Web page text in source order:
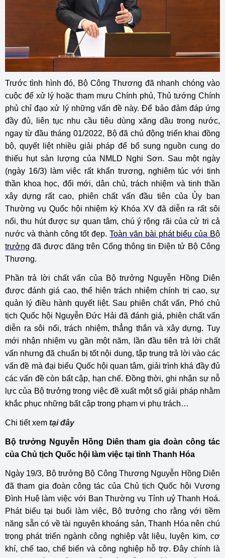
Trước tình hình đó, Bộ Công Thương đã nhanh chóng vào
cuộc để xử lý hoặc tham mưu Chính phủ, Thủ tướng Chính
phủ chỉ đạo xử lý những vấn đề này. Để bảo đảm đáp ứng
đầy đủ, liên tục nhu cầu tiêu dùng xăng dầu trong nước,
ngay từ đầu tháng 01/2022, Bộ đã chủ động triển khai đồng
bộ, quyết liệt nhiều giải pháp để bổ sung nguồn cung do
thiếu hụt sản lượng của NMLD Nghi Sơn. Sau một ngày
(ngày 16/3) làm việc rất khẩn trương, nghiêm túc với tinh
thần khoa học, đổi mới, dân chủ, trách nhiệm và tinh thần
xây dựng rất cao, phiên chất vấn đầu tiên của Ủy ban
Thường vụ Quốc hội nhiệm kỳ Khóa XV đã diễn ra rất sôi
nổi, thu hút được sự quan tâm, chú ý rộng rãi của cử tri cả
nước và thành công tốt đẹp. Toàn văn bài phát biểu của Bộ
trưởng đã được đăng trên Cổng thông tin Điện tử Bộ Công
Thương.
Phần trả lời chất vấn của Bộ trưởng Nguyễn Hồng Diên
được đánh giá cao, thể hiện trách nhiệm chính trị cao, sự
quản lý điều hành quyết liệt. Sau phiên chất vấn, Phó chủ
tịch Quốc hội Nguyễn Đức Hải đã đánh giá, phiên chất vấn
diễn ra sôi nổi, trách nhiệm, thẳng thắn và xây dựng. Tuy
mới nhận nhiệm vụ gần một năm, lần đầu tiên trả lời chất
vấn nhưng đã chuẩn bị tốt nội dung, tập trung trả lời vào các
vấn đề mà đại biểu Quốc hội quan tâm, giải trình khá đầy đủ
các vấn đề còn bất cập, hạn chế. Đồng thời, ghi nhận sự nỗ
lực của Bộ trưởng trong việc đề xuất một số giải pháp nhằm
khắc phục những bất cập trong phạm vi phụ trách…
Chi tiết xem tại đây
Bộ trưởng Nguyễn Hồng Diên tham gia đoàn công tác
của Chủ tịch Quốc hội làm việc tại tỉnh Thanh Hóa
Ngày 19/3, Bộ trưởng Bộ Công Thương Nguyễn Hồng Diên
đã tham gia đoàn công tác của Chủ tịch Quốc hội Vương
Đình Huệ làm việc với Ban Thường vụ Tỉnh uỷ Thanh Hoá.
Phát biểu tại buổi làm việc, Bộ trưởng cho rằng với tiềm
năng sẵn có về tài nguyên khoáng sản, Thanh Hóa nên chú
trọng phát triển ngành công nghiệp vật liệu, luyện kim, cơ
khí, chế tao, chế biến và công nghiệp hỗ trợ. Đây chính là